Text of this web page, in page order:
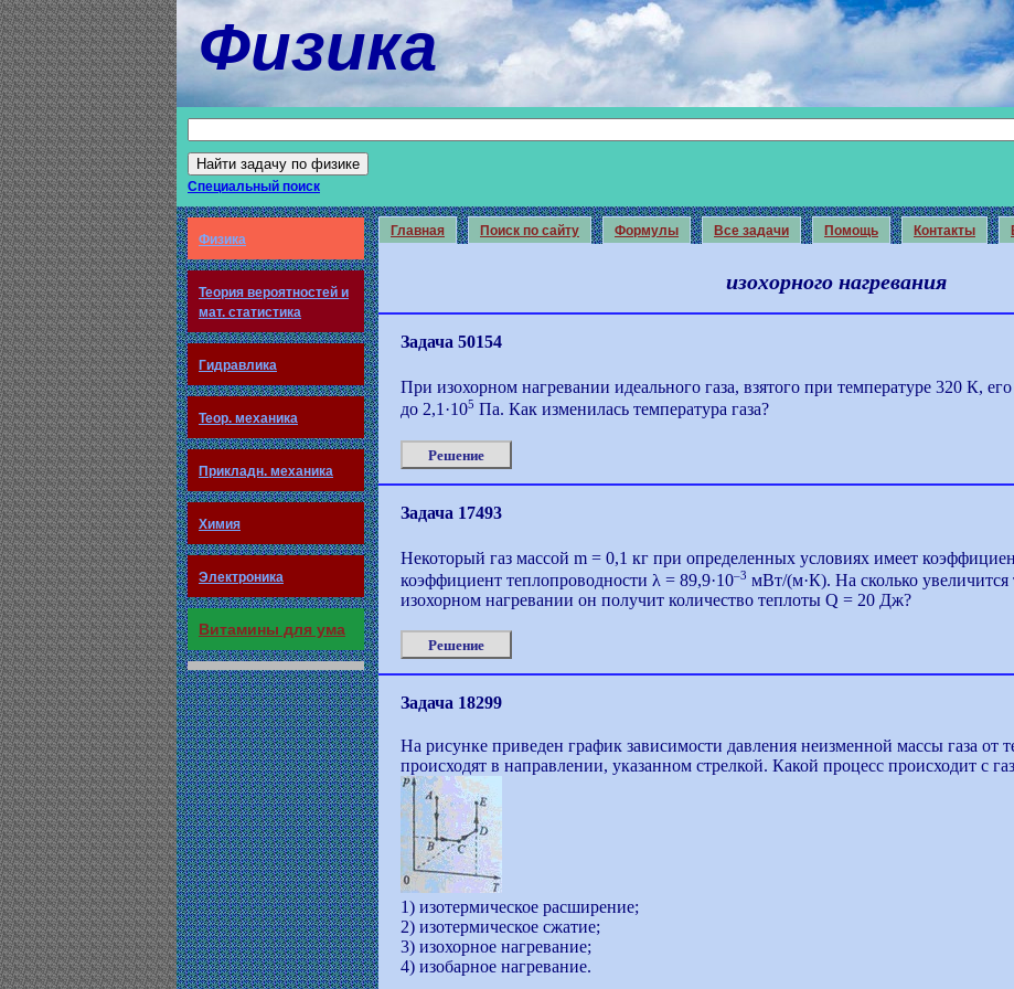
Физика
Специальный поиск
Физика
Теория вероятностей и
мат. статистика
Гидравлика
Теор. механика
Прикладн. механика
Химия
Электроника
Витамины для ума
Главная Поиск по сайту Формулы Все задачи Помощь Контакты
изохорного нагревания
Задача 50154
При изохорном нагревании идеального газа, взятого при температуре 320 К,
до 2,1·105 Па. Как изменилась температура газа?
Решение
Задача 17493
Некоторый газ массой m = 0,1 кг при определенных условиях имеет
коэффициент теплопроводности λ = 89,9·10–3 мВт/(м·К). На сколько увеличится
изохорном нагревании он получит количество теплоты Q = 20 Дж?
Решение
Задача 18299
На рисунке приведен график зависимости давления неизменной массы газа от
происходят в направлении, указанном стрелкой. Какой процесс происходит с
1) изотермическое расширение;
2) изотермическое сжатие;
3) изохорное нагревание;
4) изобарное нагревание.